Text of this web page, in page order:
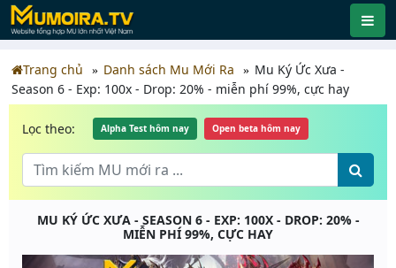
Trang chủ Danh sách Mu Mới Ra
Mu Ký Ức Xưa -
Season 6 - Exp: 100x - Drop: 20% - miễn phí 99%, cực hay
Lọc theo: Alpha Test hôm nay Open beta hôm nay
MU KÝ ỨC XƯA - SEASON 6 - EXP: 100X - DROP: 20% -
MIỄN PHÍ 99%, CỰC HAY